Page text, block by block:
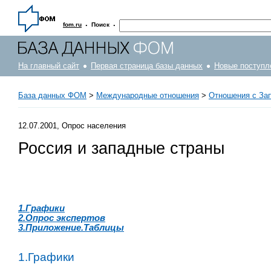
fom.ru · Поиск ·
На главный сайт Первая страница базы данных Новые
База данных ФОМ > Международные отношения > Отношения с
12.07.2001, Опрос населения
Россия и западные страны
1.Графики
2.Опрос экспертов
3.Приложение.Таблицы
1.Графики